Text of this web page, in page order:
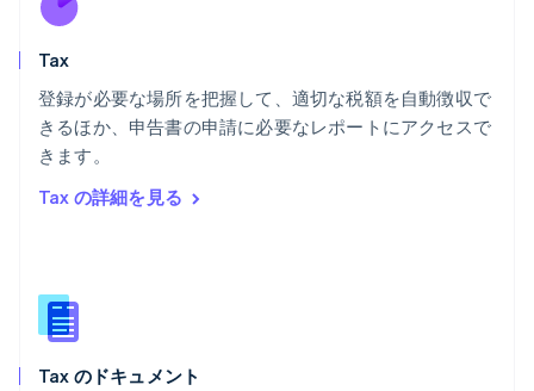
Tax
登録が必要な場所を把握して、適切な税額を自動徴収で
きるほか、申告書の申請に必要なレポートにアクセスで
きます。
Tax の詳細を見る
Tax のドキュメント
ブルガリア
ポーランド
English
ポルトガル
マルタ
メキシコ
Español
English